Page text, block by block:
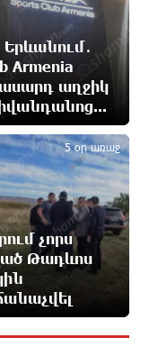
9 ժամ առաջ
առաջ գոնե
Մարուքյան
9 ժամ առաջ
մի իրավիճակ,
լիքն են
նորերին
տեղ չկա,
են տնային
9 ժամ առաջ
վանք, 5-րդ
Armenia
աղջիկ
չորս
Թադևոս
5 օր առաջ